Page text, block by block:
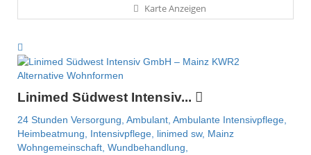
Karte Anzeigen
Alternative Wohnformen
Linimed Südwest Intensiv...
24 Stunden Versorgung, Ambulant, Ambulante Intensivpflege,
Heimbeatmung, Intensivpflege, linimed sw, Mainz
Wohngemeinschaft, Wundbehandlung,